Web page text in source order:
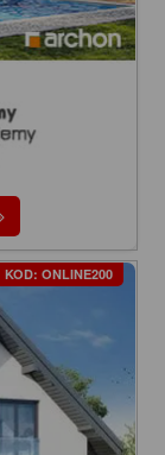
KOD: ONLINE200